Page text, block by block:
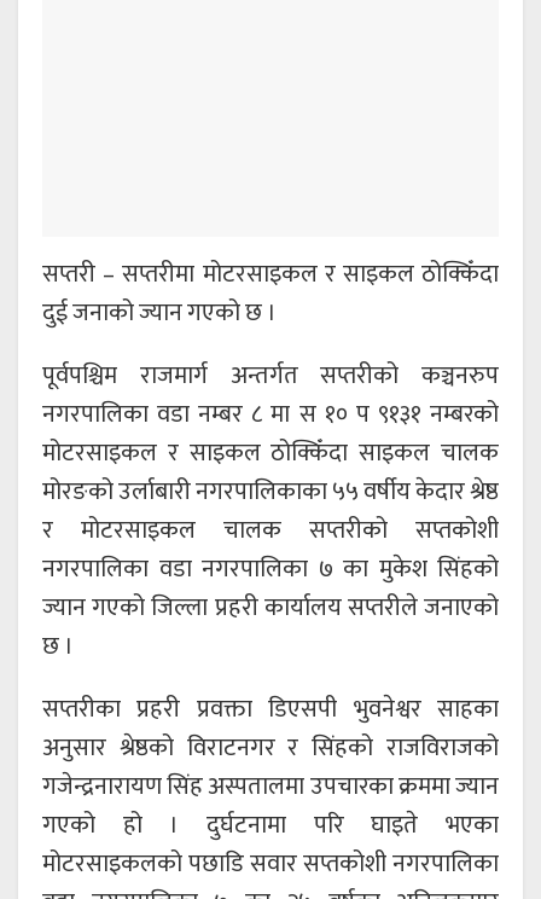
सप्तरी – सप्तरीमा मोटरसाइकल र साइकल ठोक्किँदा
दुई जनाको ज्यान गएको छ ।
पूर्वपश्चिम राजमार्ग अन्तर्गत सप्तरीको कञ्चनरुप
नगरपालिका वडा नम्बर ८ मा स १० प ९१३१ नम्बरको
मोटरसाइकल र साइकल ठोक्किँदा साइकल चालक
मोरङको उर्लाबारी नगरपालिकाका ५५ वर्षीय केदार श्रेष्ठ
र मोटरसाइकल चालक सप्तरीको सप्तकोशी
नगरपालिका वडा नगरपालिका ७ का मुकेश सिंहको
ज्यान गएको जिल्ला प्रहरी कार्यालय सप्तरीले जनाएको
छ ।
सप्तरीका प्रहरी प्रवक्ता डिएसपी भुवनेश्वर साहका
अनुसार श्रेष्ठको विराटनगर र सिंहको राजविराजको
गजेन्द्रनारायण सिंह अस्पतालमा उपचारका क्रममा ज्यान
गएको हो । दुर्घटनामा परि घाइते भएका
मोटरसाइकलको पछाडि सवार सप्तकोशी नगरपालिका